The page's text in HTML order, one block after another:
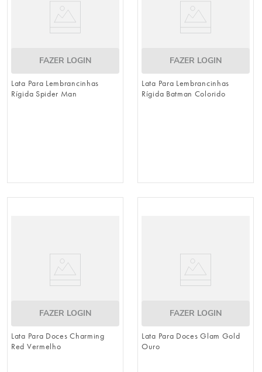
FAZER LOGIN
Lata Para Lembrancinhas
Rígida Spider Man
FAZER LOGIN
Lata Para Lembrancinhas
Rígida Batman Colorido
FAZER LOGIN
Lata Para Doces Charming
Red Vermelho
FAZER LOGIN
Lata Para Doces Glam Gold
Ouro